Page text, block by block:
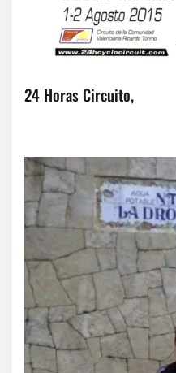
24 Horas Circuito,